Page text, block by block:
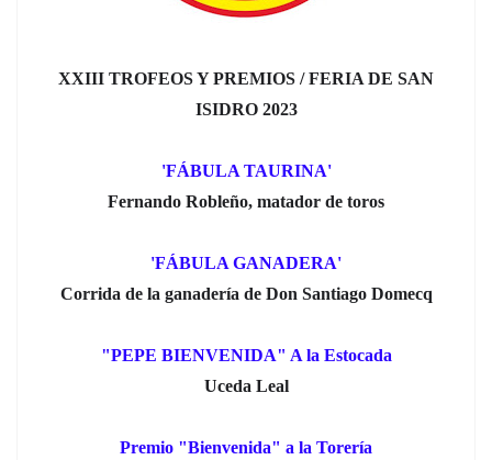
XXIII TROFEOS Y PREMIOS / FERIA DE SAN
ISIDRO 2023
'FÁBULA TAURINA'
Fernando Robleño, matador de toros
'FÁBULA GANADERA'
Corrida de la ganadería de Don Santiago Domecq
"PEPE BIENVENIDA" A la Estocada
Uceda Leal
Premio "Bienvenida" a la Torería